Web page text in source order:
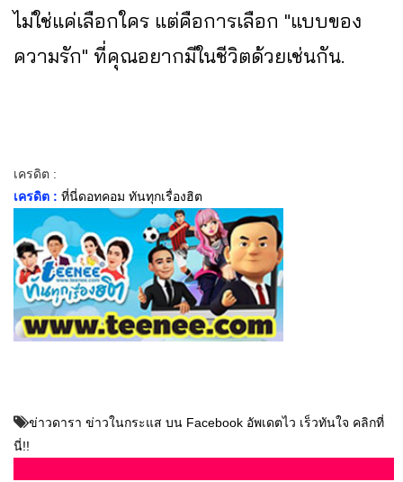
ไม่ใช่แค่เลือกใคร แต่คือการเลือก "แบบของ
ความรัก" ที่คุณอยากมีในชีวิตด้วยเช่นกัน.
เครดิต :
เครดิต : ที่นี่ดอทคอม ทันทุกเรื่องฮิต
ข่าวดารา ข่าวในกระแส บน Facebook อัพเดตไว เร็วทันใจ คลิกที่
นี่!!